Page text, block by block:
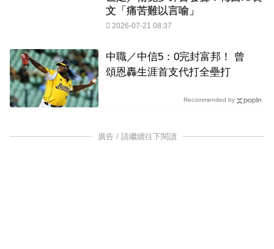
文「痛苦難以言喻」
2026-07-21 08:37
中職／中信5：0完封富邦！ 曾
頌恩轟生涯首支代打全壘打
Recommended by
廣告 / 請繼續往下閱讀